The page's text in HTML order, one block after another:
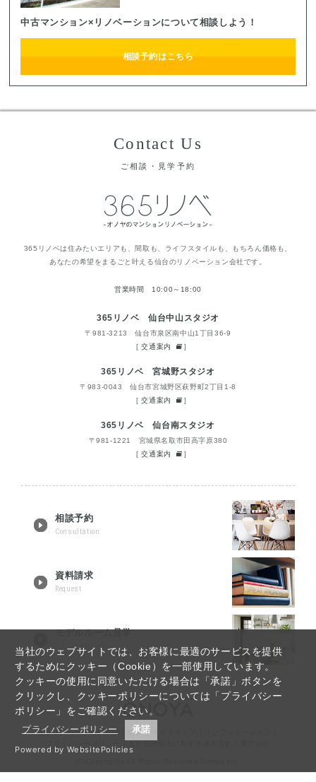
当社のウェブサイトでは、お客様に最適のサービスを提供
するためにクッキー（Cookie）を一部使用しています。
クッキーの使用に同意いただける場合は「承諾」ボタンを
クリックし、クッキーポリシーについては「プライバシー
ポリシー」をご確認ください。
プライバシーポリシー
承諾
Powered by WebsitePolicies
中古マンション×リノベーションについて相談しよう！
相談予約はこちら
Contact Us
ご相談・見学予約
365リノベは住みたいエリアも、間取も、ライフスタイルも、もちろん価格も、
あなたの希望をまるごと叶える仙台のリノベーション会社です。
営業時間 10:00～18:00
365リノベ 仙台中山スタジオ
〒981-3213 仙台市泉区南中山1丁目36-9
[交通案内 ]
365リノベ 宮城野スタジオ
〒983-0043 仙台市宮城野区萩野町2丁目1-8
[交通案内 ]
365リノベ 仙台南スタジオ
〒981-1221 宮城県名取市田高字原380
[交通案内 ]
相談予約
Consultation
資料請求
Request
モデルルーム見学
Tour reservation
仙台リノベーションTOP Q&A｜